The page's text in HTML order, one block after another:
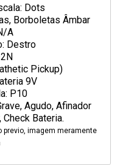
Dots
Borboletas Âmbar
A
Destro
Pickup)
9V
P10
Agudo, Afinador
Bateria.
imagem meramente